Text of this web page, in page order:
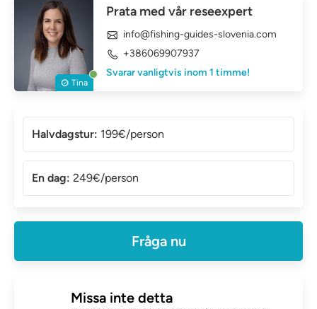
Tina
Prata med vår reseexpert
info@fishing-guides-slovenia.com
+386069907937
Svarar vanligtvis inom 1 timme!
Halvdagstur: 199€/person
En dag: 249€/person
Fråga nu
Missa inte detta